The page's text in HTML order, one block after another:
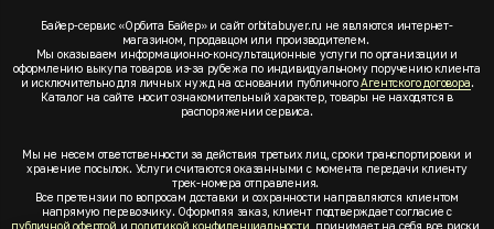
Байер-сервис «Орбита Байер» и сайт orbitabuyer.ru не являются интернет-
магазином, продавцом или производителем.
Мы оказываем информационно-консультационные услуги по организации и
оформлению выкупа товаров из-за рубежа по индивидуальному поручению клиента
и исключительно для личных нужд на основании публичногоАгентского договора.
Каталог на сайте носит ознакомительный характер, товары не находятся в
распоряжении сервиса.
Мы не несем ответственности за действия третьих лиц, сроки транспортировки и
хранение посылок. Услуги считаются оказанными с момента передачи клиенту
трек-номера отправления.
Все претензии по вопросам доставки и сохранности направляются клиентом
напрямую перевозчику. Оформляя заказ, клиент подтверждает согласие с
публичной офертой и политикой конфиденциальности , принимает на себя все риски,